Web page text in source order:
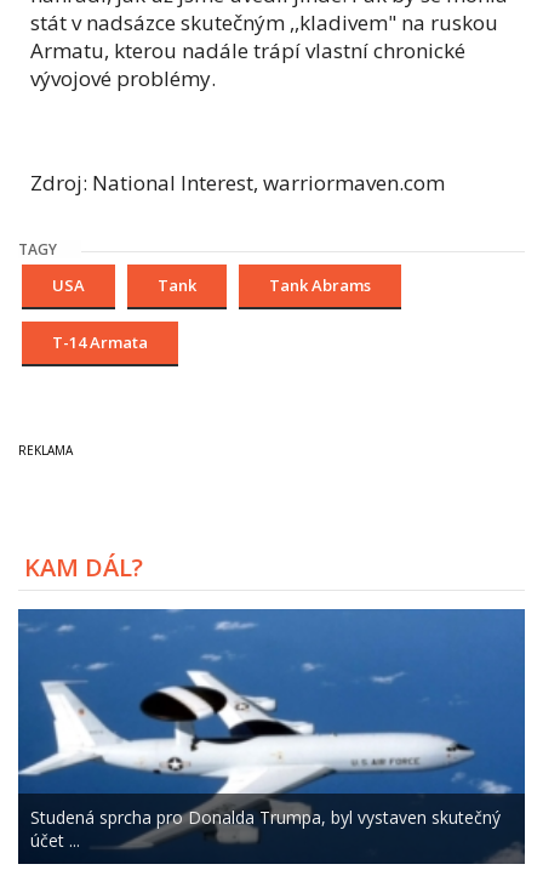
stát v nadsázce skutečným ,,kladivem" na ruskou
Armatu, kterou nadále trápí vlastní chronické
vývojové problémy.
Zdroj: National Interest, warriormaven.com
TAGY
USA Tank Tank Abrams
T-14 Armata
KAM DÁL?
Studená sprcha pro Donalda Trumpa, byl vystaven skutečný
účet ...